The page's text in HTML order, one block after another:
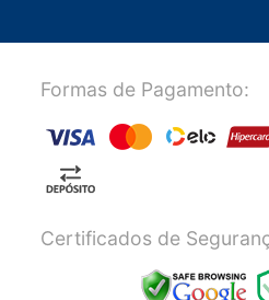
Formas de Pagamento:
Certificados de